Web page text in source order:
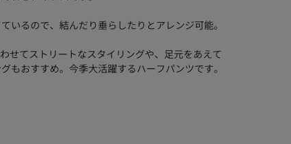
いるので、結んだり垂らしたりとアレンジ可能。
せてストリートなスタイリングや、足元をあえて
もおすすめ。今季大活躍するハーフパンツです。